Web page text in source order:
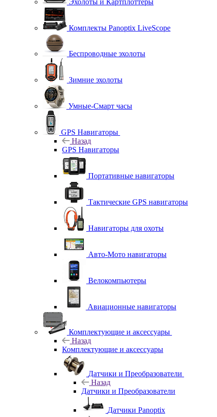
Эхолоты и Картплоттеры
Комплекты Panoptix LiveScope
Беспроводные эхолоты
Зимние эхолоты
Умные-Смарт часы
GPS Навигаторы
Назад
GPS Навигаторы
Портативные навигаторы
Тактические GPS навигаторы
Навигаторы для охоты
Авто-Мото навигаторы
Велокомпьютеры
Авиационные навигаторы
Комплектующие и аксессуары
Назад
Комплектующие и аксессуары
Датчики и Преобразователи
Назад
Датчики и Преобразователи
Датчики Panoptix